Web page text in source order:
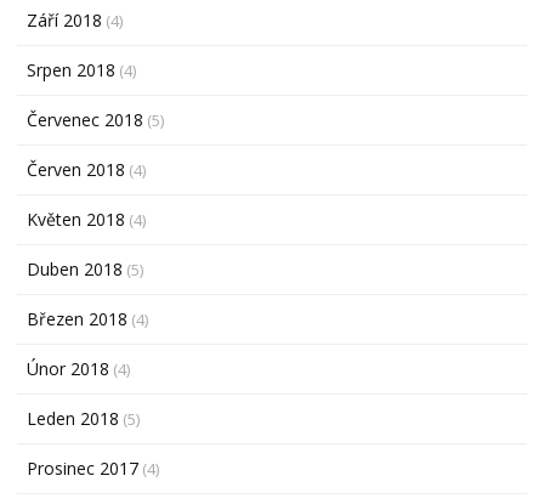
Září 2018 (4)
Srpen 2018 (4)
Červenec 2018 (5)
Červen 2018 (4)
Květen 2018 (4)
Duben 2018 (5)
Březen 2018 (4)
Únor 2018 (4)
Leden 2018 (5)
Prosinec 2017 (4)